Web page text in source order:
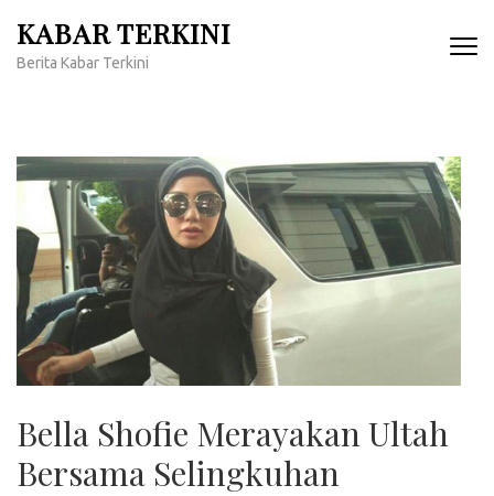
konten
KABAR TERKINI
Berita Kabar Terkini
Bella Shofie Merayakan Ultah
Bersama Selingkuhan